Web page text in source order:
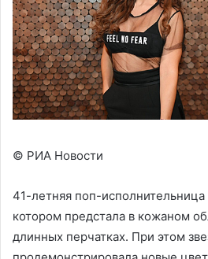
© РИА Новости
41-летняя поп-
котором предстала в кожаном
длинных перчатках. При этом